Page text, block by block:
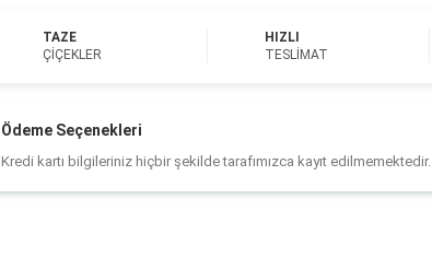
TAZE
ÇIÇEKLER
HIZLI
TESLIMAT
Ödeme Seçenekleri
Kredi kartı bilgileriniz hiçbir şekilde tarafımızca kayıt edilmemektedir.